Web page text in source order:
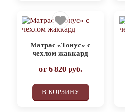
Матрас «Тонус» с
чехлом жаккард
от 6 820руб.
В КОРЗИНУ